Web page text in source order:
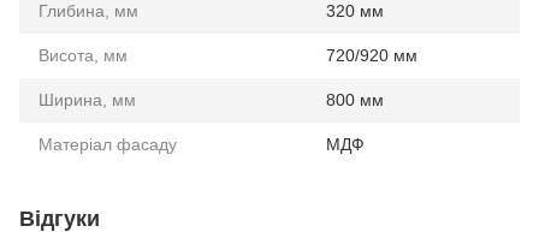
Глибина, мм 320 мм
Висота, мм 720/920 мм
Ширина, мм 800 мм
Матеріал фасаду МДФ
Відгуки